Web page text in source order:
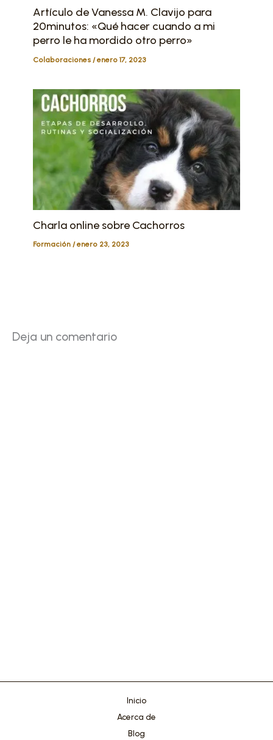
Artículo de Vanessa M. Clavijo para
20minutos: «Qué hacer cuando a mi
perro le ha mordido otro perro»
Colaboraciones /enero 17, 2023
Charla online sobre Cachorros
Formación /enero 23, 2023
Deja un comentario
Inicio
Acerca de
Blog